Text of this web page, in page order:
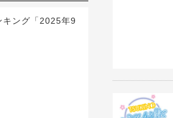
ング「2025年9